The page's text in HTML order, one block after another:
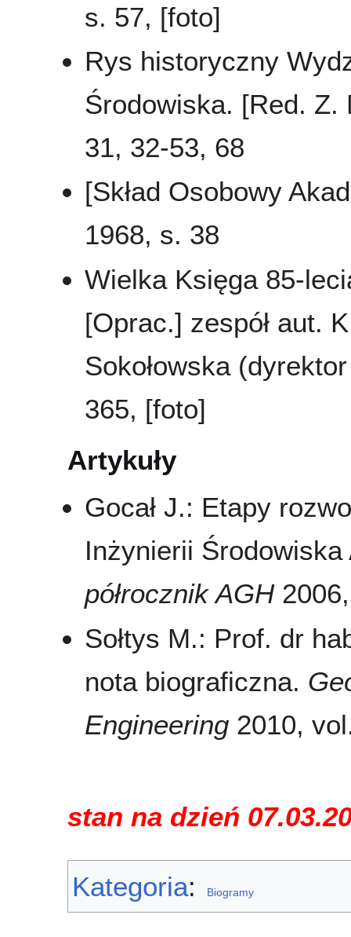
s. 57, [foto]
Rys historyczny
Środowiska. [Red. Z.
31, 32-53, 68
[Skład Osobowy
1968, s. 38
Wielka Księga 85-
[Oprac.] zespół aut.
Sokołowska
365, [foto]
Artykuły
Gocał J.: Etapy
Inżynierii
półrocznik AGH2006,
Sołtys M.: Prof. dr
nota biograficzna.
Engineering 2010,
stan na dzień
Kategoria: Biogramy